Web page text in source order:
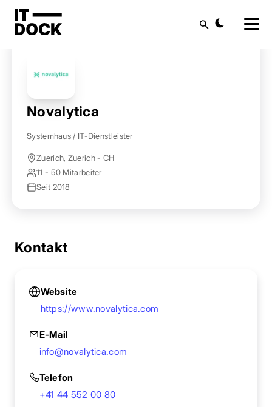
Startseite Anbieter finden
Novalytica
Systemhaus / IT-Dienstleister
Zuerich, Zuerich - CH
11 - 50 Mitarbeiter
Seit 2018
Kontakt
Website
https://www.novalytica.com
E-Mail
info@novalytica.com
Telefon
+41 44 552 00 80